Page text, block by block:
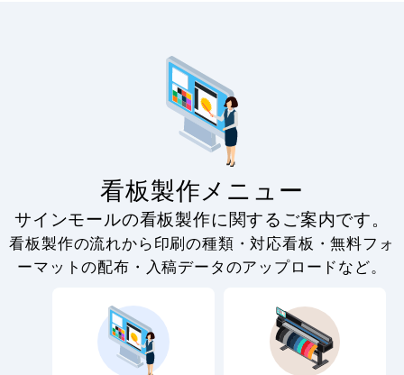
看板製作メニュー
サインモールの看板製作に関するご案内です。
看板製作の流れから印刷の種類・対応看板・無料フォ
ーマットの配布・入稿データのアップロードなど。